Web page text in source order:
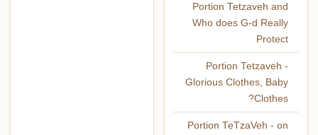
Portion Tetzaveh and
Who does G-d Really
Protect
Portion Tetzaveh -
Glorious Clothes, Baby
Clothes?
Portion TeTzaVeh - on